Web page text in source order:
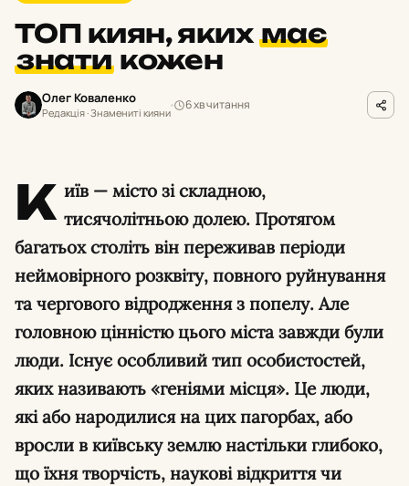
ТОП киян, якихмає
знатикожен
Олег Коваленко
Редакція · Знамениті кияни
6 хв читання
К иїв — місто зі складною,
тисячолітньою долею. Протягом
багатьох століть він переживав періоди
неймовірного розквіту, повного руйнування
та чергового відродження з попелу. Але
головною цінністю цього міста завжди були
люди. Існує особливий тип особистостей,
яких називають «геніями місця». Це люди,
які або народилися на цих пагорбах, або
вросли в київську землю настільки глибоко,
що їхня творчість, наукові відкриття чи